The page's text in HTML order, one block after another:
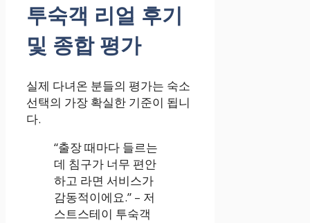
투숙객 리얼 후기
및 종합 평가
실제 다녀온 분들의 평가는 숙소
선택의 가장 확실한 기준이 됩니
다.
“출장 때마다 들르는
데 침구가 너무 편안
하고 라면 서비스가
감동적이에요.” – 저
스트스테이 투숙객